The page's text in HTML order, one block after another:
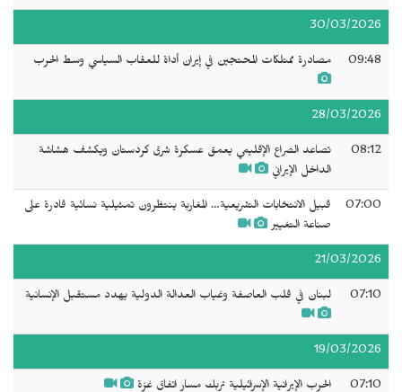
30/03/2026
09:48 مصادرة ممتلكات المحتجين في إيران أداة للعقاب السياسي وسط الحرب
28/03/2026
08:12
تصاعد الصراع الإقليمي يعمق عسكرة شرق كردستان ويكشف هشاشة
الداخل الإيراني
07:00
قبيل الانتخابات التشريعية… المغاربة ينتظرون تمثيلية نسائية قادرة على
صناعة التغيير
21/03/2026
07:10 لبنان في قلب العاصفة وغياب العدالة الدولية يهدد مستقبل الإنسانية
19/03/2026
07:10 الحرب الإيرانية الإسرائيلية تربك مسار اتفاق غزة